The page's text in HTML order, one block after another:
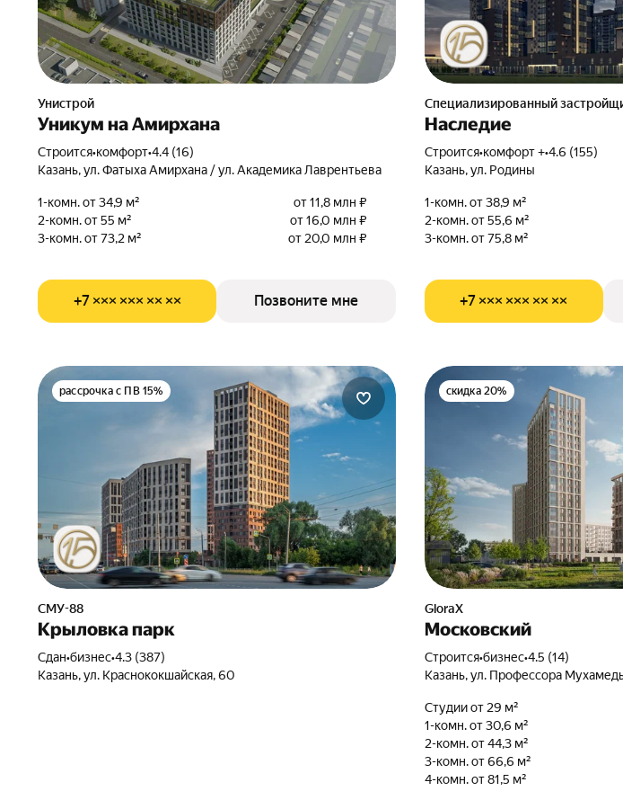
Унистрой
Уникум на Амирхана
Строится•комфорт•4.4 (16)
Казань, ул. Фатыха Амирхана / ул. Академика Лаврентьева
1-комн. от 34,9 м²
от 11,8 млн ₽
2-комн. от 55 м²
от 16,0 млн ₽
3-комн. от 73,2 м²
от 20,0 млн ₽
+7 ××× ××× ×× ×× Позвоните мне
Специализированный
Наследие
Строится•комфорт +•4.6 (155)
Казань, ул. Родины
1-комн. от 38,9 м²
2-комн. от 55,6 м²
3-комн. от 75,8 м²
+7 ××× ××× ×× ××
рассрочка с ПВ 15%
СМУ-88
Крыловка парк
Сдан•бизнес•4.3 (387)
Казань, ул. Краснококшайская, 60
скидка 20%
GloraX
Московский
Строится•бизнес•4.5 (14)
Казань, ул. Профессора
Студии от 29 м²
1-комн. от 30,6 м²
2-комн. от 44,3 м²
3-комн. от 66,6 м²
4-комн. от 81,5 м²